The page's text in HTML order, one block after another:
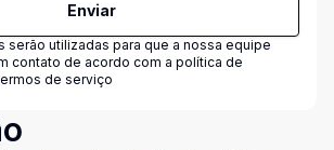
Enviar
serão utilizadas para que a nossa equipe
contato de acordo com a política de
de serviço